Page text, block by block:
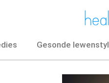
Gesonde lewenstyl